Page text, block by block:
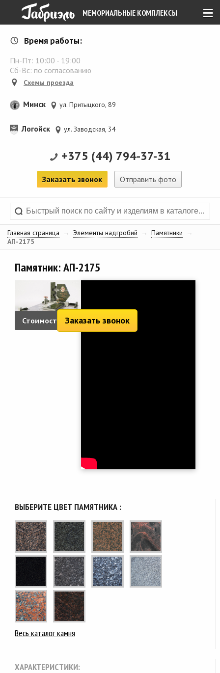
≡
МЕМОРИАЛЬНЫЕ КОМПЛЕКСЫ
Время работы:
Пн-Пт: 10:00 - 19:00
Сб-Вс: по согласованию
Схемы проезда
Минск ул. Притыцкого, 89
Логойск ул. Заводская, 34
+375 (44) 794-37-31
Заказать звонок Отправить фото
Главная страница → Элементы надгробий → Памятники
→
АП-2175
Памятник: АП-2175
Стоимость: 8 434 руб.
Заказать звонок
ВЫБЕРИТЕ ЦВЕТ ПАМЯТНИКА :
Весь каталог камня
ХАРАКТЕРИСТИКИ: